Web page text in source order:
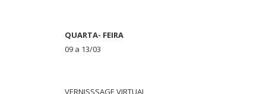
QUARTA- FEIRA
09 a 13/03
VERNISSSAGE VIRTUAL